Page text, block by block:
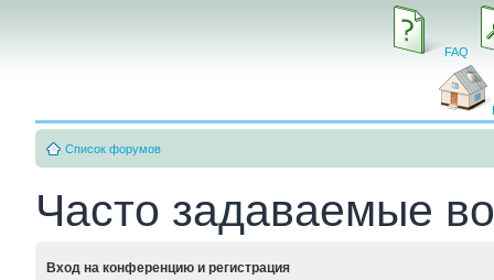
FAQ
Список форумов
Часто задаваемые
Вход на конференцию и регистрация